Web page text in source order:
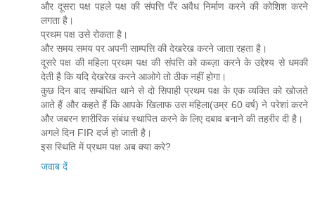
और दूसरा पक्ष पहले पक्ष की संपत्ति पँर अवैध निर्माण करने की कोशिश करने
लगता है।
प्रथम पक्ष उसे रोकता है।
और समय समय पर अपनी साम्पत्ति की देखरेख करने जाता रहता है।
दूसरे पक्ष की महिला प्रथम पक्ष की संपत्ति को कब्ज़ा करने के उद्देश्य से धमकी
देती है कि यदि देखरेख करने आओगे तो ठीक नहीं होगा।
कुछ दिन बाद सम्बंधित थाने से दो सिपाही प्रथम पक्ष के एक व्यक्ति को खोजते
आते हैं और कहते हैं कि आपके खिलाफ उस महिला(उम्र 60 वर्ष) ने परेशां करने
और जबरन शारीरिक संबंध स्थापित करने के लिए दबाव बनाने की तहरीर दी है।
अगले दिन FIR दर्ज हो जाती है।
इस स्थिति में प्रथम पक्ष अब क्या करे?
जवाब दें